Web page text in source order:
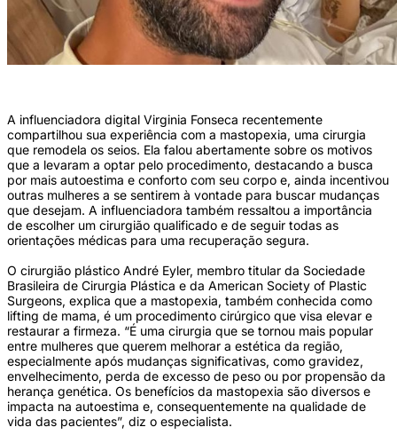
A influenciadora digital Virginia Fonseca recentemente
compartilhou sua experiência com a mastopexia, uma cirurgia
que remodela os seios. Ela falou abertamente sobre os motivos
que a levaram a optar pelo procedimento, destacando a busca
por mais autoestima e conforto com seu corpo e, ainda incentivou
outras mulheres a se sentirem à vontade para buscar mudanças
que desejam. A influenciadora também ressaltou a importância
de escolher um cirurgião qualificado e de seguir todas as
orientações médicas para uma recuperação segura.
O cirurgião plástico André Eyler, membro titular da Sociedade
Brasileira de Cirurgia Plástica e da American Society of Plastic
Surgeons, explica que a mastopexia, também conhecida como
lifting de mama, é um procedimento cirúrgico que visa elevar e
restaurar a firmeza. “É uma cirurgia que se tornou mais popular
entre mulheres que querem melhorar a estética da região,
especialmente após mudanças significativas, como gravidez,
envelhecimento, perda de excesso de peso ou por propensão da
herança genética. Os benefícios da mastopexia são diversos e
impacta na autoestima e, consequentemente na qualidade de
vida das pacientes”, diz o especialista.